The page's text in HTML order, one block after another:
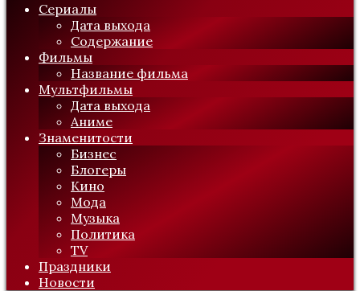
Сериалы
Дата выхода
Содержание
Фильмы
Название фильма
Мультфильмы
Дата выхода
Аниме
Знаменитости
Бизнес
Блогеры
Кино
Мода
Музыка
Политика
TV
Праздники
Новости